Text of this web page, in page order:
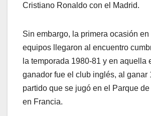
Cristiano Ronaldo con el Madrid.
Sin embargo, la primera ocasión
equipos llegaron al encuentro
la temporada 1980-81 y en aquella
ganador fue el club inglés, al ganar
partido que se jugó en el Parque
en Francia.